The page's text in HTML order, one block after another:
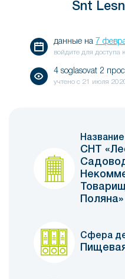
Snt
данные на 7
войдите для
4 soglasovat 2
учтено с 21 июля
СНТ
Поляна»
Сфера